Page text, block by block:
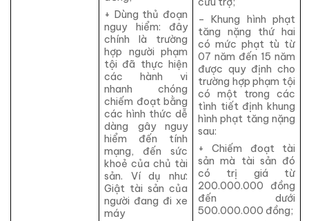
+ Dùng thủ đoạn
nguy hiểm: đây
chính là trường
hợp người phạm
tội đã thực hiện
các hành vi
nhanh chóng
chiếm đoạt bằng
các hình thức dễ
dàng gây nguy
hiểm đến tính
mạng, đến sức
khoẻ của chủ tài
sản. Ví dụ như:
Giật tài sản của
người đang đi xe
máy
– Khung hình phạt
tăng nặng thứ hai
có mức phạt tù từ
07 năm đến 15 năm
được quy định cho
trường hợp phạm tội
có một trong các
tình tiết định khung
hình phạt tăng nặng
sau:
+ Chiếm đoạt tài
sản mà tài sản đó
có trị giá từ
200.000.000 đồng
đến dưới
500.000.000 đồng;